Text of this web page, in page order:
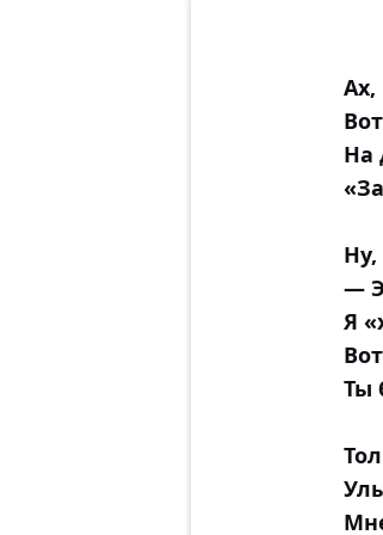
Ах,
На
Ну,
—
Я
Ты